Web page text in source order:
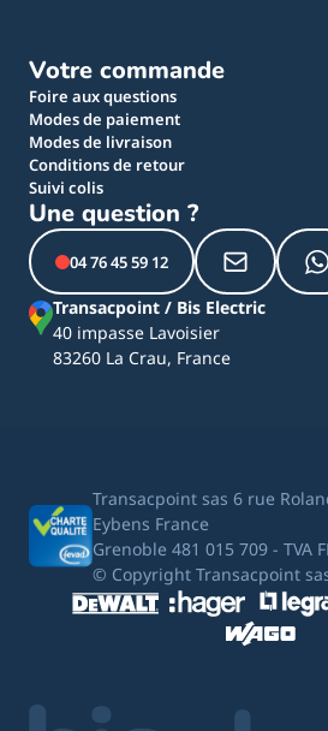
Votre commande
Foire aux questions
Modes de paiement
Modes de livraison
Conditions de retour
Suivi colis
Une question ?
04 76 45 59 12
Transacpoint / Bis Electric
40 impasse Lavoisier
83260 La Crau, France
Transacpoint sas 6 rue
Eybens France
Grenoble 481 015 709 - TVA
© Copyright Transacpoint